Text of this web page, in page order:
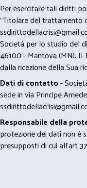
Per esercitare tali diritti
"Titolare del trattamento
Società per lo studio del
46100 - Mantova (MN). Il
dalla ricezione della Sua
Dati di contatto -
sede in via Principe
Responsabile della
protezione dei dati non è
presupposti di cui all’art